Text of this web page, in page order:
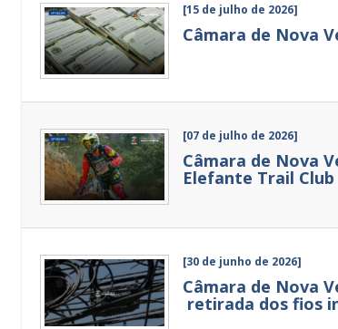
[15 de julho de 2026]
Câmara de Nova
[07 de julho de 2026]
Câmara de Nova
Elefante Trail Club
[30 de junho de 2026]
Câmara de Nova
retirada dos fios